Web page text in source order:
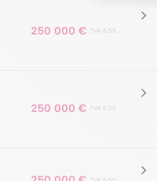
250 000 € TVA 5,5%
250 000 € TVA 5,5%